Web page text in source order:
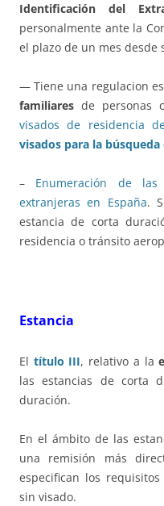
Identificación del
personalmente ante la
el plazo de un mes desde
— Tiene una regulacion
familiares de personas
visados de residencia
visados para la búsqueda
– Enumeración de
extranjeras en España.
estancia de corta
residencia o tránsito
Estancia
El título III, relativo a la
las estancias de corta
duración.
En el ámbito de las
una remisión más
especifican los
sin visado.